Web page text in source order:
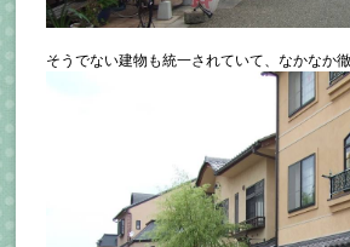
そうでない建物も統一されていて、なかなか